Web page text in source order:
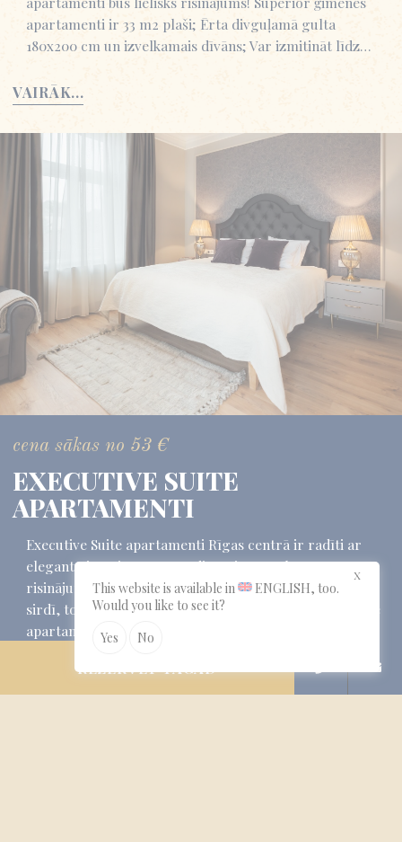
REZERVĒT TAGAD
apartamenti ir 33 m2 plaši; Ērta divguļamā gulta
180x200 cm un izvelkamais dīvāns; Var izmitināt līdz…
VAIRĀK...
cena sākas no 53 €
EXECUTIVE SUITE
APARTAMENTI
Executive Suite apartamenti Rīgas centrā ir radīti ar
elegantu interjeru un mūsdienīgiem ērtību
risinājumiem, ceļotājiem, kas meklē atpūtu pilsētas
sirdī, tomēr novērtē klusumu un mieru. Executive Suite
apartamenti ir 28 m2 plaši; Plaša divguļamā gulta
VAIRĀK...
X
This website is available in ENGLISH, too.
Would you like to see it?
Yes
No